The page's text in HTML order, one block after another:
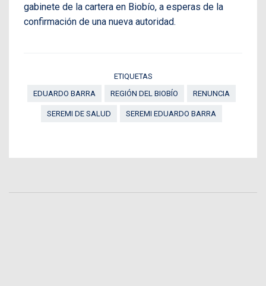
gabinete de la cartera en Biobío, a esperas de la
confirmación de una nueva autoridad.
ETIQUETAS
EDUARDO BARRA
REGIÓN DEL BIOBÍO RENUNCIA
SEREMI DE SALUD SEREMI EDUARDO BARRA